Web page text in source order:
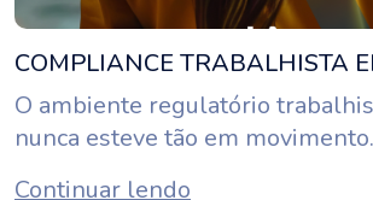
COMPLIANCE TRABALHISTA
O ambiente regulatório
nunca esteve tão em
Continuar lendo